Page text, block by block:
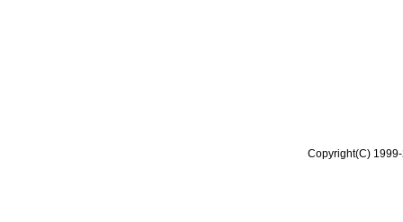
Copyright(C)